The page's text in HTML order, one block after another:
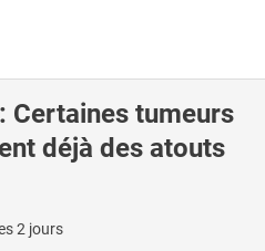
Certaines tumeurs
déjà des atouts
2 jours